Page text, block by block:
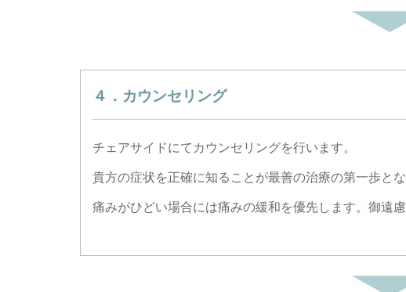
４．カウンセリング
チェアサイドにてカウンセリングを行います。
貴方の症状を正確に知ることが最善の治療の第一歩と
痛みがひどい場合には痛みの緩和を優先します。御遠